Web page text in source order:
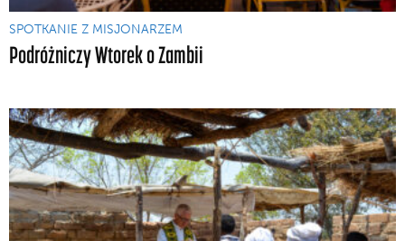
SPOTKANIE Z MISJONARZEM
Podróżniczy Wtorek o Zambii